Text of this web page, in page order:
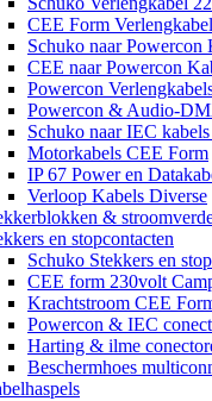
CEE Form
Schuko naar Powercon
CEE naar Powercon
Powercon
Powercon & Audio-
Schuko naar IEC
Motorkabels CEE Form
IP 67 Power en
Verloop Kabels Diverse
&
en stopcontacten
Schuko Stekkers en
CEE form 230volt
Krachtstroom CEE
Powercon & IEC
Harting & ilme
Beschermhoes